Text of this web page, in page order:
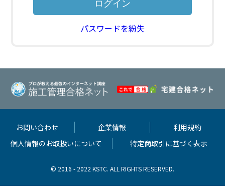
パスワードを紛失
お問い合わせ 企業情報
利用規約
個人情報のお取扱いについて
特定商取引に基づく表示
© 2016 - 2022 KSTC. ALL RIGHTS RESERVED.